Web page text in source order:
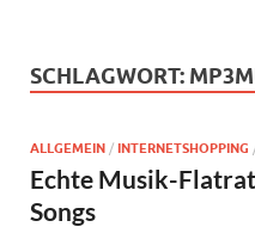
SCHLAGWORT:
ALLGEMEIN / INTERNETSHOPPING
Echte Musik-
Songs